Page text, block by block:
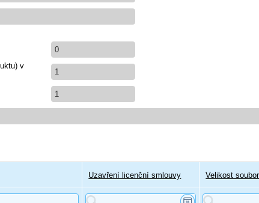
0
v
1
1
Uzavření licenční smlouvy Velikost